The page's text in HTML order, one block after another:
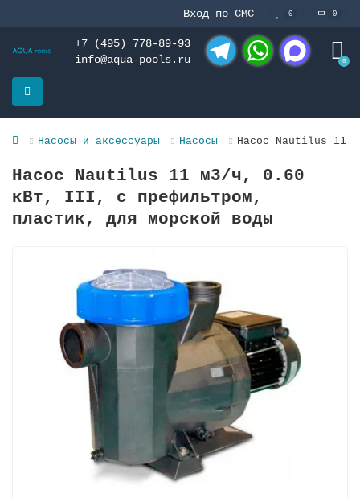
Вход по СМС 0 0
+7 (495) 778-89-93
info@aqua-pools.ru
0
Насосы и аксессуары Насосы Насос Nautilus 11
Насос Nautilus 11 м3/ч, 0.60
кВт, III, с префильтром,
пластик, для морской воды